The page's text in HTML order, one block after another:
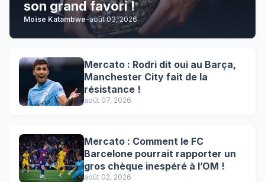
son grand favori !
Moïse Katambwe-août 03, 2026
Mercato : Rodri dit oui au Barça,
Manchester City fait de la
résistance !
août 07, 2026
Mercato : Comment le FC
Barcelone pourrait rapporter un
gros chèque inespéré à l’OM !
août 02, 2026